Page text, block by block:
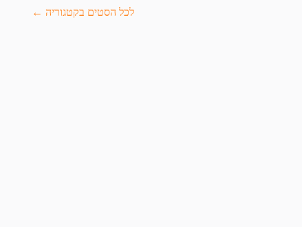
לכל הסטים בקטגוריה ←